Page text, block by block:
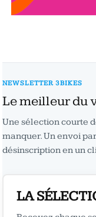
NEWSLETTER 3BIKES
Le meilleur du
Une sélection courte
manquer. Un envoi
désinscription en un
LA